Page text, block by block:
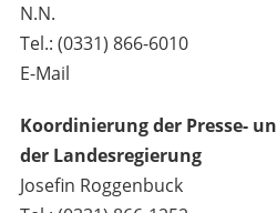
N.N.
Tel.: (0331) 866-6010
E-Mail
Koordinierung der Presse-
der Landesregierung
Josefin Roggenbuck